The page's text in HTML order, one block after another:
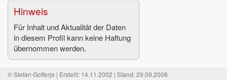
Hin­weis
Für In­halt und Ak­tua­li­tät der Daten
in die­sem Pro­fil kann keine Haf­tung
über­nom­men wer­den.
© Stefan Gofferje | Erstellt: 14.11.2002 | Stand: 29.09.2008